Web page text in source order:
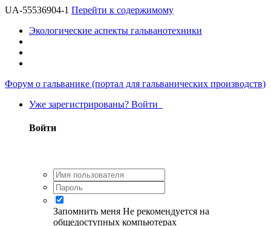
UA-55536904-1 Перейти к содержимому
Экологические аспекты гальванотехники
Форум о гальванике (портал для гальванических производств)
Уже зарегистрированы? Войти
Войти
Запомнить меня Не рекомендуется на
общедоступных компьютерах